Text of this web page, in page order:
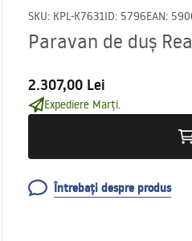
SKU: KPL-K7631ID: 5796EAN:
Paravan de duș
2.307,00 Lei
Expediere Marți.
Întrebați despre produs